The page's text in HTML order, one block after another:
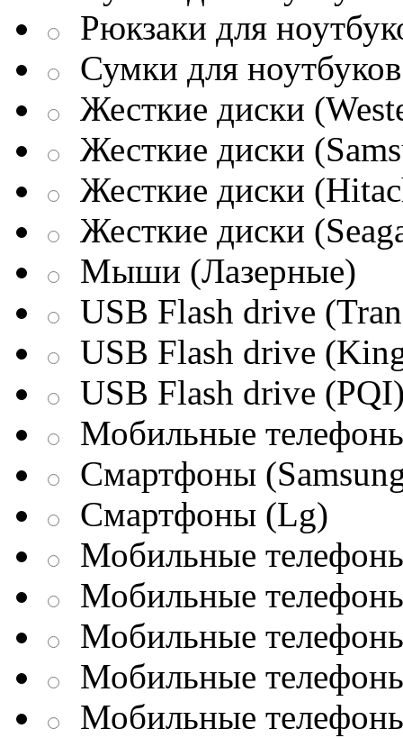
Рюкзаки для
Сумки для
Жесткие диски
Жесткие диски
Жесткие диски
Жесткие диски
Мыши (Лазерные)
USB Flash drive
USB Flash drive
USB Flash drive
Мобильные
Смартфоны
Смартфоны (Lg)
Мобильные
Мобильные
Мобильные
Мобильные
Мобильные